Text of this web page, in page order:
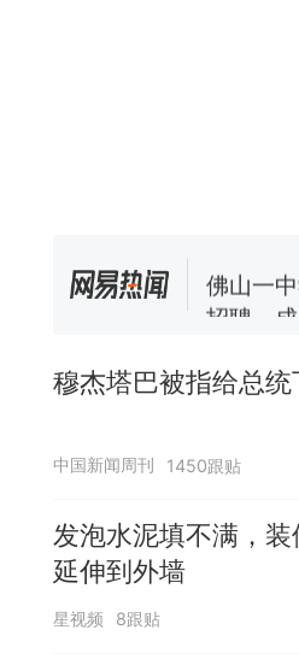
费
佛山一
招聘，
热 那个
穆杰塔巴被指给总
中国新闻周刊 1450跟贴
发泡水泥填不满，
延伸到外墙
星视频 8跟贴